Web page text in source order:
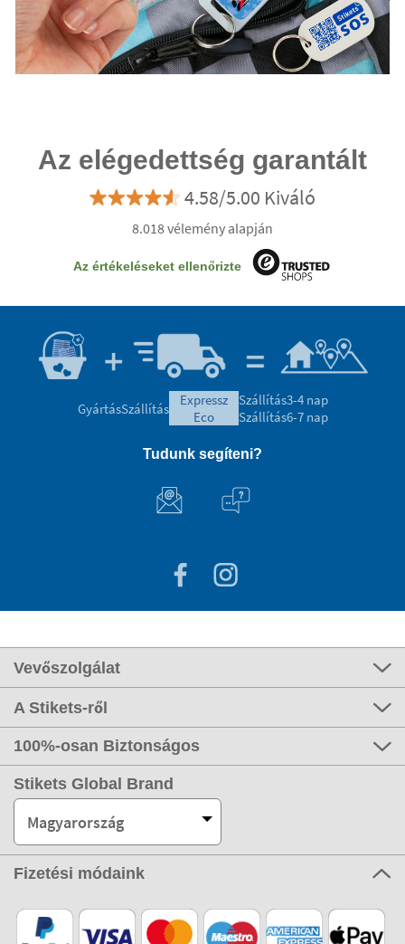
Az elégedettség garantált
4.58/5.00 Kiváló
8.018 vélemény alapján
Az értékeléseket ellenőrizte
GyártásSzállítás
expressz
eco
Szállítás3-4 nap
Szállítás6-7 nap
Tudunk segíteni?
Vevőszolgálat
A Stikets-ről
100%-osan Biztonságos
Stikets Global Brand
Magyarország
Fizetési módaink